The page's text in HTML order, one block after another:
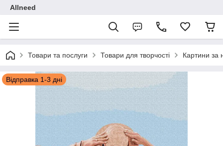
Allneed
Товари та послуги Товари для творчості Картини за
Відправка 1-3 дні